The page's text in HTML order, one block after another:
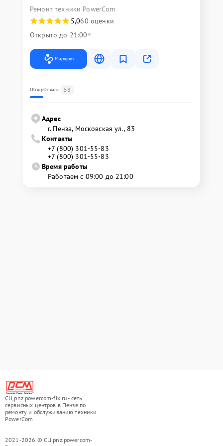
Ремонт техники PowerCom
5,060 оценки
Открыто до 21:00
Маршрут
ОбзорОтзывы 58
Адрес
г. Пенза, Московская ул., 83
Контакты
+7 (800) 301-55-83
+7 (800) 301-55-83
Время работы
Работаем с 09:00 до 21:00
СЦ pnz.powercom-fix.ru - сеть
сервисных центров в Пензе по
ремонту и обслуживанию техники
PowerCom
2021-2026 © СЦ pnz.powercom-